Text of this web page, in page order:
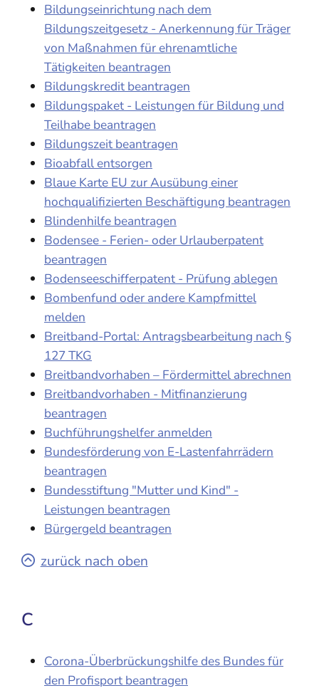
Bildungseinrichtung nach dem
Bildungszeitgesetz - Anerkennung für Träger
von Maßnahmen für ehrenamtliche
Tätigkeiten beantragen
Bildungskredit beantragen
Bildungspaket - Leistungen für Bildung und
Teilhabe beantragen
Bildungszeit beantragen
Bioabfall entsorgen
Blaue Karte EU zur Ausübung einer
hochqualifizierten Beschäftigung beantragen
Blindenhilfe beantragen
Bodensee - Ferien- oder Urlauberpatent
beantragen
Bodenseeschifferpatent - Prüfung ablegen
Bombenfund oder andere Kampfmittel
melden
Breitband-Portal: Antragsbearbeitung nach §
127 TKG
Breitbandvorhaben – Fördermittel abrechnen
Breitbandvorhaben - Mitfinanzierung
beantragen
Buchführungshelfer anmelden
Bundesförderung von E-Lastenfahrrädern
beantragen
Bundesstiftung "Mutter und Kind" -
Leistungen beantragen
Bürgergeld beantragen
zurück nach oben
C
Corona-Überbrückungshilfe des Bundes für
den Profisport beantragen